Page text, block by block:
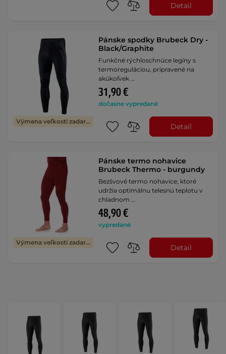
Detail
Výmena veľkosti zadarmo
Pánske spodky Brubeck Dry -
Black/Graphite
Funkčné rýchloschnúce legíny s
termoreguláciou, pripravené na
akúkoľvek …
31,90 €
dočasne vypredané
Detail
Výmena veľkosti zadarmo
Pánske termo nohavice
Brubeck Thermo - burgundy
Bezšvové termo nohavice, ktoré
udržia optimálnu telesnú teplotu v
chladnom …
48,90 €
vypredané
Detail